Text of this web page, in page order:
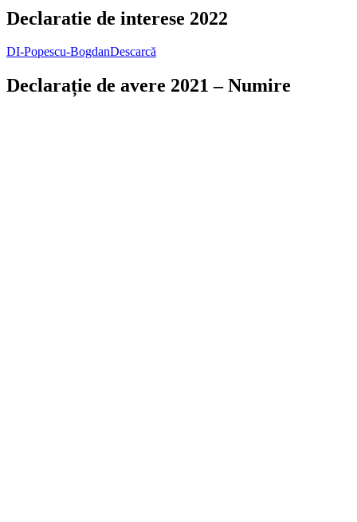
Declaratie de interese 2022
DI-Popescu-BogdanDescarcă
Declarație de avere 2021 – Numire